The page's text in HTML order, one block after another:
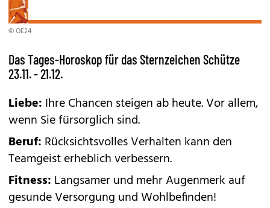
© OE24
Das Tages-Horoskop für das Sternzeichen Schütze
23.11. - 21.12.
Liebe: Ihre Chancen steigen ab heute. Vor allem,
wenn Sie fürsorglich sind.
Beruf: Rücksichtsvolles Verhalten kann den
Teamgeist erheblich verbessern.
Fitness: Langsamer und mehr Augenmerk auf
gesunde Versorgung und Wohlbefinden!